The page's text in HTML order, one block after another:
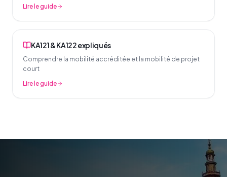
Lire le guide
KA121 & KA122 expliqués
Comprendre la mobilité accréditée et la mobilité de projet
court
Lire le guide